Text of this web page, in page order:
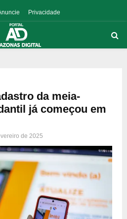
Privacidade
da meia-
já começou em
de 2025